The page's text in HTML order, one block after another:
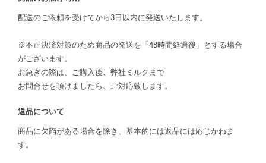
配送のご依頼を受けてから3日以内に発送いたします。
※不正決済対策のため商品の発送を「48時間経過後」とする場合
がございます。
お急ぎの際は、ご購入後、弊社ミルクまで
お問合せを頂けましたら、ご対応致します。
返品について
商品に欠陥がある場合を除き、基本的には返品には応じかねま
す。